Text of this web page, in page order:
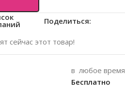
Поделиться:
сейчас этот товар!
в любое время
Бесплатно